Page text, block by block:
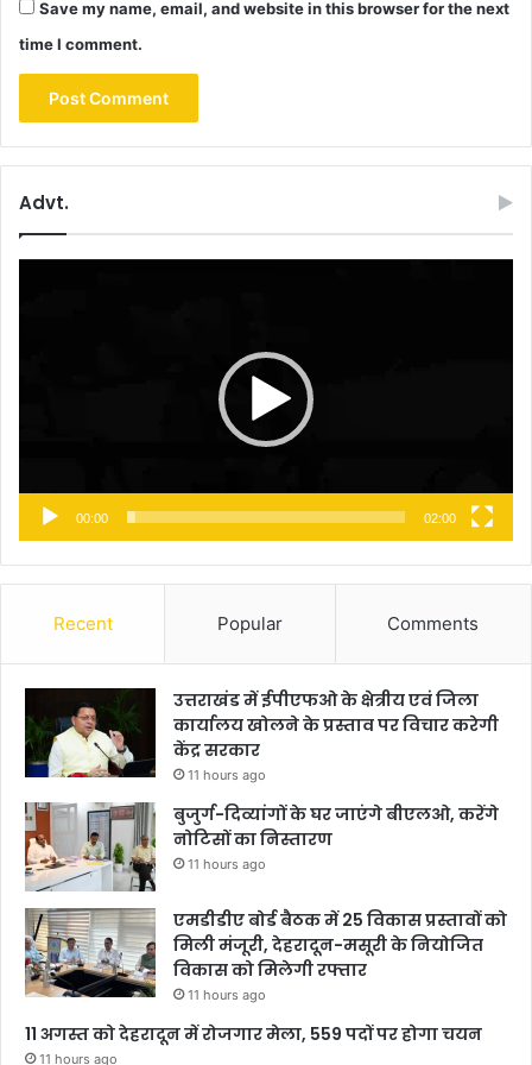
Save my name, email, and website in this browser for the next
time I comment.
Advt.
00:00 02:00
Recent Popular Comments
उत्तराखंड में ईपीएफओ के क्षेत्रीय एवं जिला
कार्यालय खोलने के प्रस्ताव पर विचार करेगी
केंद्र सरकार
11 hours ago
बुजुर्ग-दिव्यांगों के घर जाएंगे बीएलओ, करेंगे
नोटिसों का निस्तारण
11 hours ago
एमडीडीए बोर्ड बैठक में 25 विकास प्रस्तावों को
मिली मंजूरी, देहरादून-मसूरी के नियोजित
विकास को मिलेगी रफ्तार
11 hours ago
11 अगस्त को देहरादून में रोजगार मेला, 559 पदों पर होगा चयन
11 hours ago